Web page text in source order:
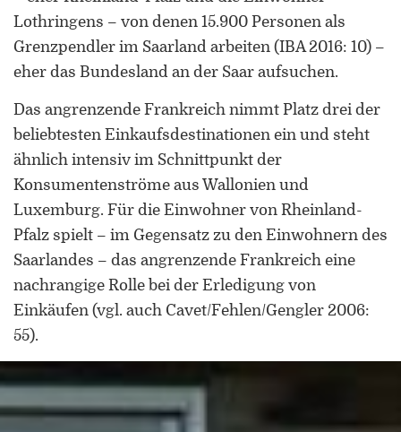
Gutachter für internationale
Fachzeitschriften und
Fördereinrichtungen
„Border Studies. Cultures, Spaces,
Orders” (Nomos)
Forschungsaufenthalte an der
Universität Flensburg, Viadrina
Universität Frankfurt (Oder),
Universität Lothringen, Universität
des Saarlandes und Universität
Doppelpromotion an der Universität
Lothringens – von denen 15.900 Personen als
Grenzpendler im Saarland arbeiten (IBA 2016: 10) –
eher das Bundesland an der Saar aufsuchen.
Das angrenzende Frankreich nimmt Platz drei der
beliebtesten Einkaufsdestinationen ein und steht
ähnlich intensiv im Schnittpunkt der
Konsumentenströme aus Wallonien und
Luxemburg. Für die Einwohner von Rheinland-
Pfalz spielt – im Gegensatz zu den Einwohnern des
Saarlandes – das angrenzende Frankreich eine
nachrangige Rolle bei der Erledigung von
Einkäufen (vgl. auch Cavet/Fehlen/Gengler 2006:
55).